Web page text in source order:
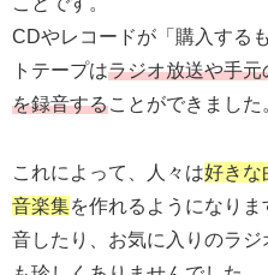
CDやレコードが「購入する
トテープはラジオ放送や手
を録音することができました
これによって、人々は好きな
音楽集を作れるようになり
音したり、お気に入りのラ